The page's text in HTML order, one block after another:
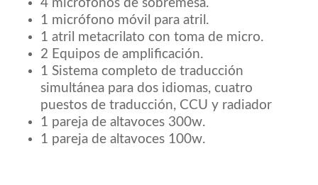
4 micrófonos de sobremesa.
1 micrófono móvil para atril.
1 atril metacrilato con toma de micro.
2 Equipos de amplificación.
1 Sistema completo de traducción
simultánea para dos idiomas, cuatro
puestos de traducción, CCU y radiador
1 pareja de altavoces 300w.
1 pareja de altavoces 100w.